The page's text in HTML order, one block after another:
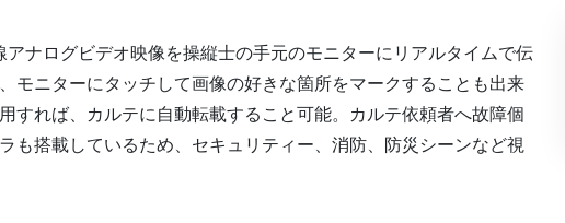
ナログビデオ映像を操縦士の手元のモニターにリアルタイムで伝
モニターにタッチして画像の好きな箇所をマークすることも出来
すれば、カルテに自動転載すること可能。カルテ依頼者へ故障個
も搭載しているため、セキュリティー、消防、防災シーンなど視